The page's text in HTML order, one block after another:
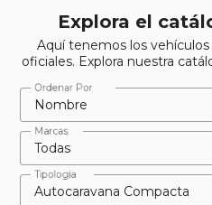
Explora el
Aquí tenemos los
oficiales. Explora nuestra
Ordenar Por
Nombre
Marcas
Todas
Tipologia
Autocaravana Compacta